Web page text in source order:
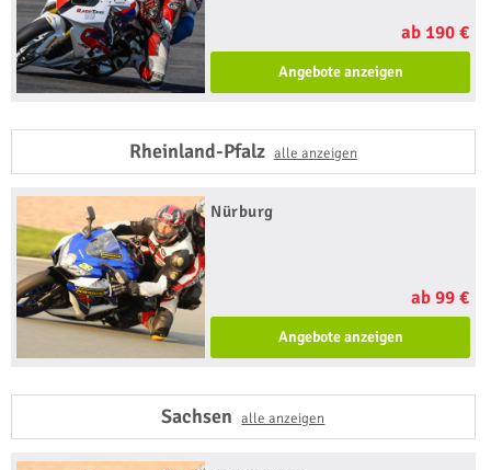
ab 190 €
Angebote anzeigen
Rheinland-Pfalz alle anzeigen
Nürburg
ab 99 €
Angebote anzeigen
Sachsenalle anzeigen